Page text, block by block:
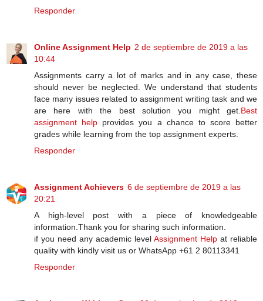
Responder
Online Assignment Help 2 de septiembre de 2019 a las
10:44
Assignments carry a lot of marks and in any case, these
should never be neglected. We understand that students
face many issues related to assignment writing task and we
are here with the best solution you might get. Best
assignment help provides you a chance to score better
grades while learning from the top assignment experts.
Responder
Assignment Achievers 6 de septiembre de 2019 a las
20:21
A high-level post with a piece of knowledgeable
information.Thank you for sharing such information.
if you need any academic level Assignment Help at reliable
quality with kindly visit us or WhatsApp +61 2 80113341
Responder